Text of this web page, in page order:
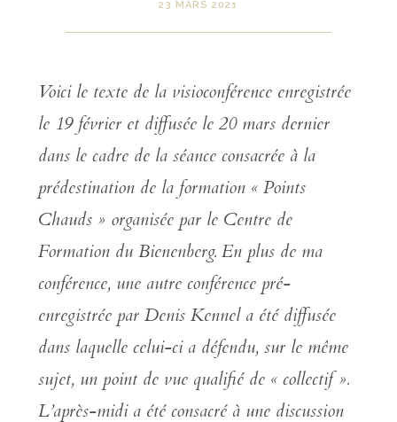
23 MARS 2021
Voici le texte de la visioconférence enregistrée
le 19 février et diffusée le 20 mars dernier
dans le cadre de la séance consacrée à la
prédestination de la formation « Points
Chauds » organisée par le Centre de
Formation du Bienenberg. En plus de ma
conférence, une autre conférence pré-
enregistrée par Denis Kennel a été diffusée
dans laquelle celui-ci a défendu, sur le même
sujet, un point de vue qualifié de « collectif ».
L’après-midi a été consacré à une discussion